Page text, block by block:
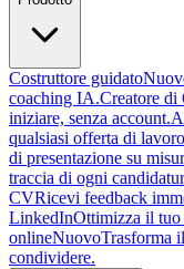
Costruttore guidato
coaching IA.Creatore di
iniziare, senza account.
qualsiasi offerta di
di presentazione su
traccia di ogni
CVRicevi feedback
LinkedInOttimizza il
onlineNuovoTrasforma
condividere.